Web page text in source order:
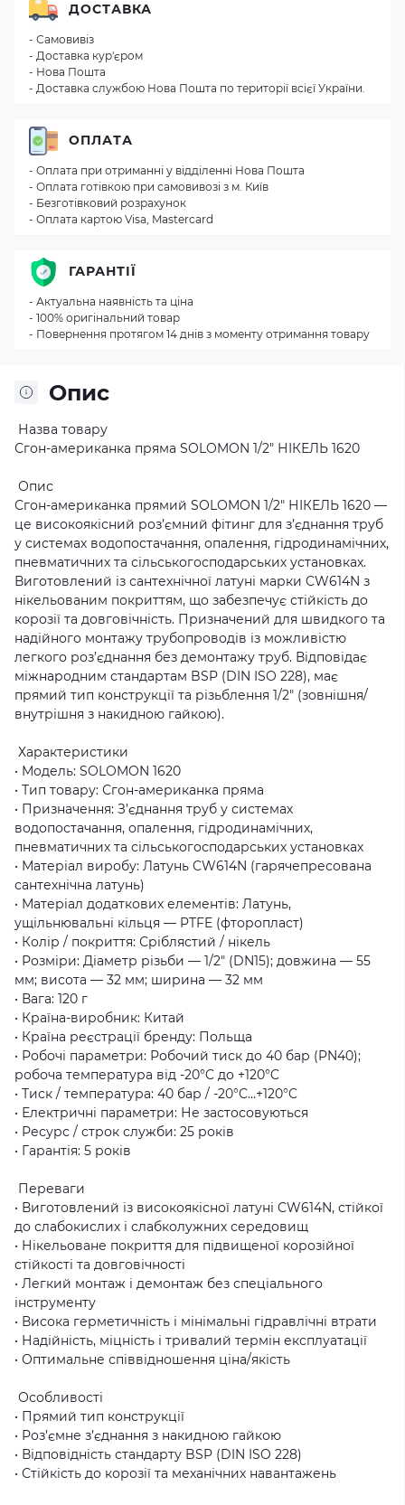
Опис
Назва товару
Сгон-американка пряма SOLOMON 1/2″ НІКЕЛЬ 1620
Опис
Сгон-американка прямий SOLOMON 1/2″ НІКЕЛЬ 1620 —
це високоякісний роз’ємний фітинг для з’єднання труб
у системах водопостачання, опалення, гідродинамічних,
пневматичних та сільськогосподарських установках.
Виготовлений із сантехнічної латуні марки CW614N з
нікельованим покриттям, що забезпечує стійкість до
корозії та довговічність. Призначений для швидкого та
надійного монтажу трубопроводів із можливістю
легкого роз’єднання без демонтажу труб. Відповідає
міжнародним стандартам BSP (DIN ISO 228), має
прямий тип конструкції та різьблення 1/2″ (зовнішня/
внутрішня з накидною гайкою).
Характеристики
• Модель: SOLOMON 1620
• Тип товару: Сгон-американка пряма
• Призначення: З’єднання труб у системах
водопостачання, опалення, гідродинамічних,
пневматичних та сільськогосподарських установках
• Матеріал виробу: Латунь CW614N (гарячепресована
сантехнічна латунь)
• Матеріал додаткових елементів: Латунь,
ущільнювальні кільця — PTFE (фторопласт)
• Колір / покриття: Сріблястий / нікель
• Розміри: Діаметр різьби — 1/2″ (DN15); довжина — 55
мм; висота — 32 мм; ширина — 32 мм
• Вага: 120 г
• Країна-виробник: Китай
• Країна реєстрації бренду: Польща
• Робочі параметри: Робочий тиск до 40 бар (PN40);
робоча температура від -20°C до +120°C
• Тиск / температура: 40 бар / -20°C…+120°C
• Електричні параметри: Не застосовуються
• Ресурс / строк служби: 25 років
• Гарантія: 5 років
Переваги
• Виготовлений із високоякісної латуні CW614N, стійкої
до слабокислих і слабколужних середовищ
• Нікельоване покриття для підвищеної корозійної
стійкості та довговічності
• Легкий монтаж і демонтаж без спеціального
інструменту
• Висока герметичність і мінімальні гідравлічні втрати
• Надійність, міцність і тривалий термін експлуатації
• Оптимальне співвідношення ціна/якість
Особливості
• Прямий тип конструкції
• Роз’ємне з’єднання з накидною гайкою
• Відповідність стандарту BSP (DIN ISO 228)
• Стійкість до корозії та механічних навантажень
ДОСТАВКА
- Самовивіз
- Доставка кур'єром
- Нова Пошта
- Доставка службою Нова Пошта по території всієї України.
ОПЛАТА
- Оплата при отриманні у відділенні Нова Пошта
- Оплата готівкою при самовивозі з м. Київ
- Безготівковий розрахунок
- Оплата картою Visa, Mastercard
ГАРАНТІЇ
- Актуальна наявність та ціна
- 100% оригінальний товар
- Повернення протягом 14 днів з моменту отримання товару